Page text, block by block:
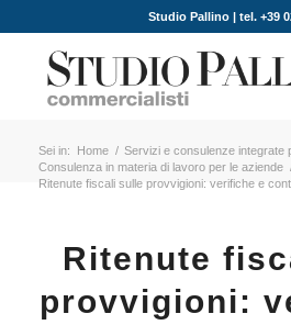
Studio Pallino | tel. +39
Sei in: Home / Servizi e consulenze integrate
Consulenza in materia di lavoro per le aziende
Ritenute fiscali sulle provvigioni: verifiche e
Ritenute
provvigioni: